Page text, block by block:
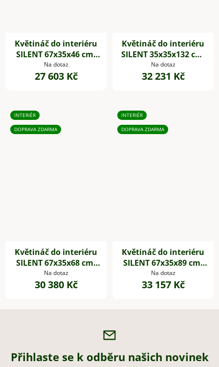
Květináč do interiéru
SILENT 67x35x46 cm,
dřevěné akustické
desky,hnědá
Na dotaz
27 603 Kč
Květináč do interiéru
SILENT 35x35x132 cm,
dřevěné akustické
desky,hnědá
Na dotaz
32 231 Kč
INTERIÉR
DOPRAVA ZDARMA
Květináč do interiéru
SILENT 67x35x68 cm,
dřevěné akustické
desky,hnědá
Na dotaz
30 380 Kč
INTERIÉR
DOPRAVA ZDARMA
Květináč do interiéru
SILENT 67x35x89 cm,
dřevěné akustické
desky,hnědá
Na dotaz
33 157 Kč
Přihlaste se k odběru našich novinek